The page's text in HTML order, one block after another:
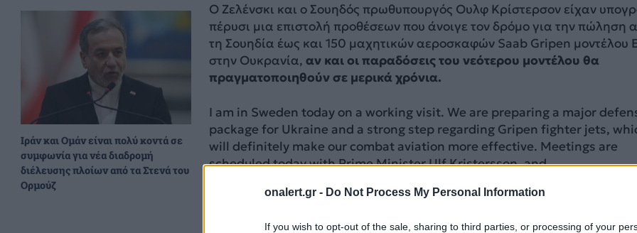
onalert.gr - Do Not Process My Personal Information
If you wish to opt-out of the sale, sharing to third parties, or processing of your
Ιράν και Ομάν είναι πολύ κοντά σε
συμφωνία για νέα διαδρομή
διέλευσης πλοίων από τα Στενά του
Ορμούζ
O Zελένσκι και ο Σουηδός πρωθυπουργός Ουλφ Κρίστερσον είχαν
πέρυσι μια επιστολή προθέσεων που άνοιγε τον δρόμο για την πώληση
τη Σουηδία έως και 150 μαχητικών αεροσκαφών Saab Gripen μοντέλου
στην Ουκρανία, αν και οι παραδόσεις του νεότερου μοντέλου θα
πραγματοποιηθούν σε μερικά χρόνια.
I am in Sweden today on a working visit. We are preparing a major
package for Ukraine and a strong step regarding Gripen fighter jets,
will definitely make our combat aviation more effective. Meetings are
scheduled today with Prime Minister Ulf Kristersson, and…